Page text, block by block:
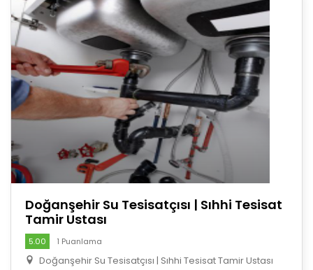
Doğanşehir Su Tesisatçısı | Sıhhi Tesisat
Tamir Ustası
5.00 1 Puanlama
Doğanşehir Su Tesisatçısı | Sıhhi Tesisat Tamir Ustası